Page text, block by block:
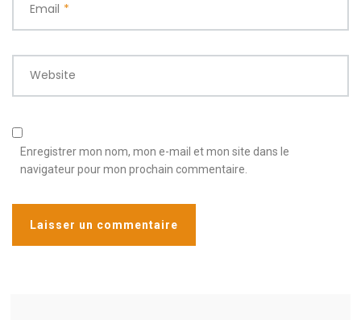
Email *
Website
Enregistrer mon nom, mon e-mail et mon site dans le
navigateur pour mon prochain commentaire.